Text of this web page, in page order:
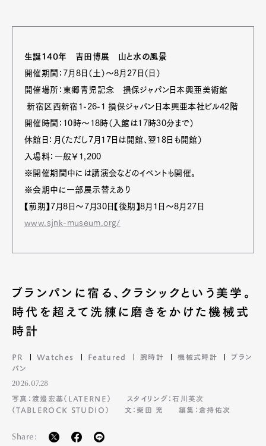
生誕140年 吉田博展 山と水の風景
開催期間：7月8日（土）～8月27日（日）
開催場所：東郷青児記念 損保ジャパン日本興亜美術館
新宿区西新宿1-26-1 損保ジャパン日本興亜本社ビル42階
開催時間：10時～18時（入館は17時30分まで）
休館日：月（ただし7月17日は開館、翌18日も開館）
入場料：一般￥1,200
※開催期間中には講演会などのイベントも開催。
※会期中に一部展示替えあり
【前期】7月8日～7月30日【後期】8月1日～8月27日
www.sjnk-museum.org/
ブランパンに宿る、クラシックという美学。
時代を超えて洗練に磨きをかけた機械式
時計
PR Watches Featured 腕時計 機械式時計
ブラン
パン
2026.07.28
写真：渡邉宏基（LATERNE）
スタイリング：石川英次
（TABLEROCK STUDIO）
文：柴田 充 編集：倉持佑次
Share: